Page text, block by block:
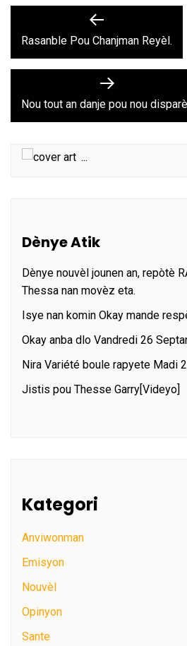
Navigation
de
l’article
Previous
post:
Rasanble Pou Chanjman Reyèl.
Next
post:
Nou tout an danje pou nou
...
Dènye Atik
Dènye nouvèl jounen an, repòtè
Thessa nan movèz eta.
Isye nan komin Okay mande
Okay anba dlo Vandredi 26
Nira Variété boule rapyete Madi
Jistis pou Thesse Garry[Videyo]
Kategori
Anviwonman
Emisyon
Nouvèl
Opinyon
Sante